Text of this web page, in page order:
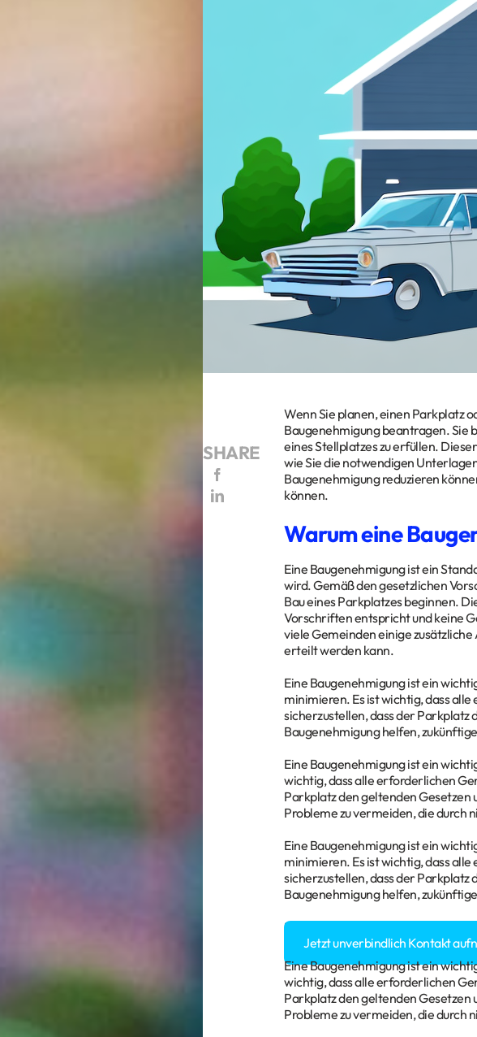
SHARE
Wenn Sie planen, einen Parkplatz
Baugenehmigung beantragen. Sie
eines Stellplatzes zu erfüllen.
wie Sie die notwendigen
Baugenehmigung reduzieren
können.
Warum eine
Eine Baugenehmigung ist ein
wird. Gemäß den gesetzlichen
Bau eines Parkplatzes beginnen.
Vorschriften entspricht und keine
viele Gemeinden einige
erteilt werden kann.
Eine Baugenehmigung ist ein
minimieren. Es ist wichtig, dass
sicherzustellen, dass der
Baugenehmigung helfen,
Eine Baugenehmigung ist ein
wichtig, dass alle erforderlichen
Parkplatz den geltenden Gesetzen
Probleme zu vermeiden, die durch
Eine Baugenehmigung ist ein
minimieren. Es ist wichtig, dass
sicherzustellen, dass der
Baugenehmigung helfen,
Sie haben Fragen rund um Ihr
Jetzt unverbindlich Kontakt
Eine Baugenehmigung ist ein
wichtig, dass alle erforderlichen
Parkplatz den geltenden Gesetzen
Probleme zu vermeiden, die durch